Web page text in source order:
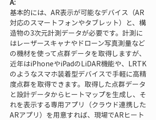
A:
基本的には、AR表示が可能なデバイス（AR
対応のスマートフォンやタブレット）と、構
造物の3次元計測データが必要です。計測に
はレーザースキャナやドローン写真測量など
の機材を使って点群データを取得しますが、
近年はiPhoneやiPadのLiDAR機能や、LRTK
のようなスマホ装着型デバイスで手軽に高精
度点群を取得できます。取得した点群データ
と設計データからヒートマップを生成し、そ
れを表示する専用アプリ（クラウド連携した
ARアプリ）を用意すれば、現場でARヒート